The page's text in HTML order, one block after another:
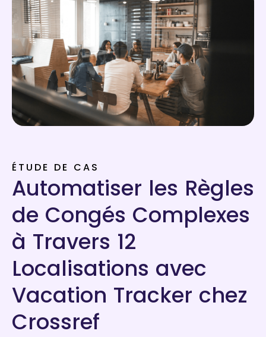
ÉTUDE DE CAS
Automatiser les Règles
de Congés Complexes
à Travers 12
Localisations avec
Vacation Tracker chez
Crossref